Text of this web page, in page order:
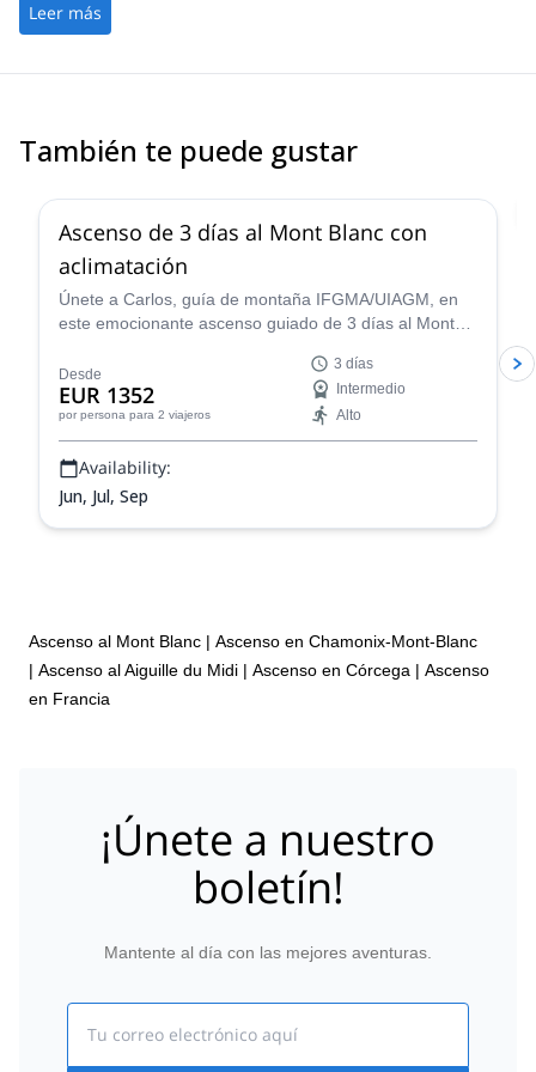
Leer más
También te puede gustar
Ascenso de 3 días al Mont Blanc con
aclimatación
Únete a Carlos, guía de montaña IFGMA/UIAGM, en
este emocionante ascenso guiado de 3 días al Mont
montañismo más famosos de Francia.
Desde
EUR 1352
por persona para 2 viajeros
3 días
Intermedio
Alto
Availability:
Jun, Jul, Sep
Ascenso al Mont Blanc | Ascenso en Chamonix-Mont-Blanc
| Ascenso al Aiguille du Midi | Ascenso en Córcega | Ascenso
en Francia
¡Únete a nuestro
boletín!
Mantente al día con las mejores aventuras.